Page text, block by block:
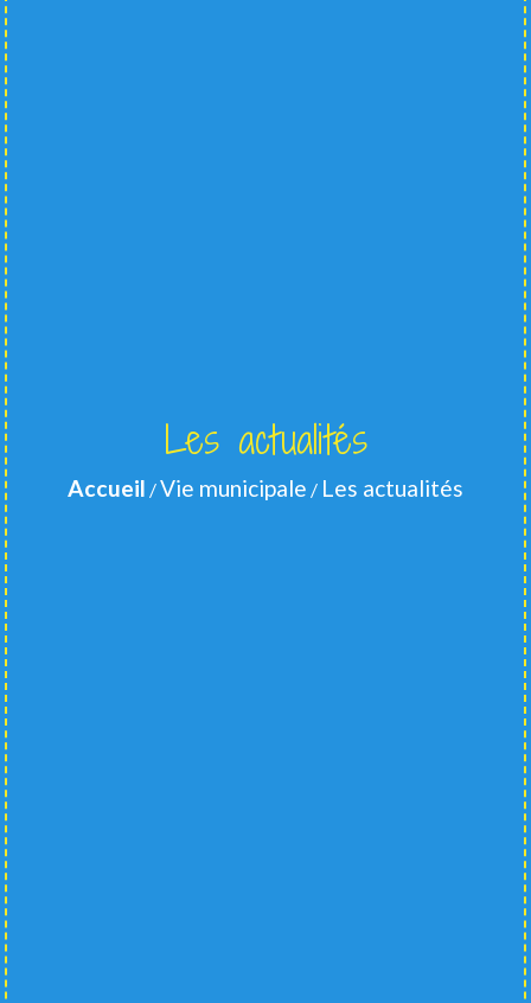
Les actualités
Accueil /Vie municipale / Les actualités